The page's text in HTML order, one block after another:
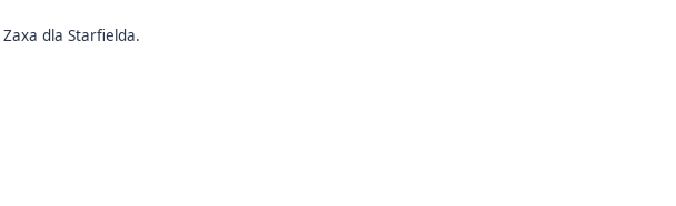
Zaxa dla Starfielda.